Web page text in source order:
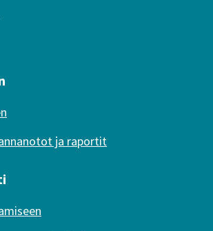
ja raportit